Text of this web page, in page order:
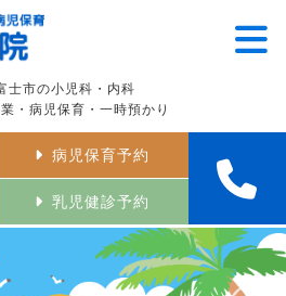
士市の小児科・内科
・病児保育・一時預かり
病児保育予約
乳児健診予約